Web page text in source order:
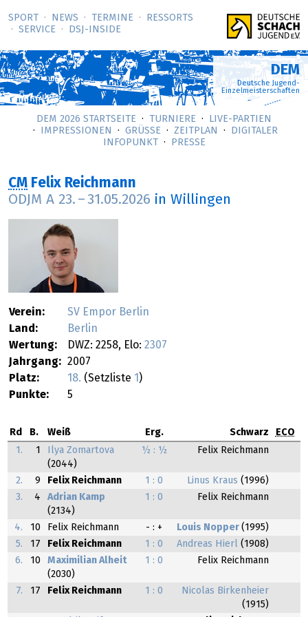
SPORT NEWS TERMINE
RESSORTS
SERVICE
DSJ-­INSIDE
DEM
Deutsche Jugend-
Einzelmeisterschaften
DEM 2026 STARTSEITE TURNIERE
LIVE-PARTIEN
IMPRESSIONEN
GRÜSSE ZEITPLAN
DIGITALER
INFOPUNKT
PRESSE
CM Felix Reichmann
ODJM A 23. – 31.05.2026 in Willingen
Verein:
SV Empor Berlin
Land:
Berlin
Wertung:
DWZ: 2258, Elo: 2307
Jahrgang: 2007
Platz:
18. (Setzliste 1 )
Punkte:
5
Rd B. Weiß Erg. Schwarz
ECO
1.
1
Ilya Zomartova
(2044)
½ : ½ Felix Reichmann
2. 9 Felix Reichmann 1 : 0 Linus Kraus (1996)
3.
4
Adrian Kamp
(2134)
1 : 0 Felix Reichmann
4. 10 Felix Reichmann - : + Louis Nopper (1995)
5.
17 Felix Reichmann 1 : 0 Andreas Hierl
(1908)
6.
10
Maximilian Alheit
(2030)
1 : 0 Felix Reichmann
7. 17 Felix Reichmann 1 : 0
Nicolas Birkenheier
(1915)